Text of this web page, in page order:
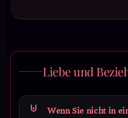
Liebe und
Wenn Sie nicht in